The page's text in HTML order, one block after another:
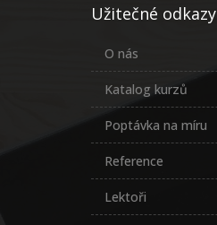
Užitečné odkazy
O nás
Katalog kurzů
Poptávka na míru
Reference
Lektoři